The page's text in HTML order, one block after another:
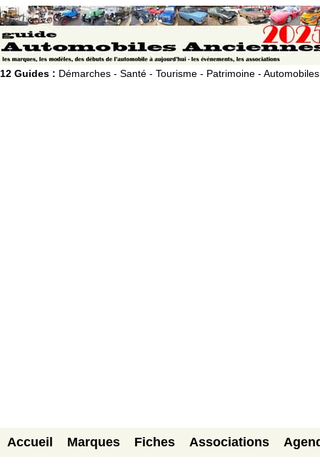
12 Guides : Démarches - Santé - Tourisme - Patrimoine - Automobiles
Accueil Marques Fiches Associations